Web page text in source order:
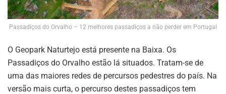
Passadiços do Orvalho – 12 melhores passadiços a não perder em Portugal
O Geopark Naturtejo está presente na Baixa. Os
Passadiços do Orvalho estão lá situados. Tratam-se de
uma das maiores redes de percursos pedestres do país. Na
versão mais curta, o percurso destes passadiços tem